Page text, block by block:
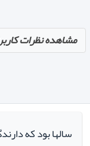
مشاهده نظرات
سالها بود که